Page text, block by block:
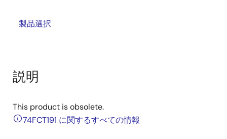
製品選択
説明
This product is obsolete.
74FCT191 に関するすべての情報